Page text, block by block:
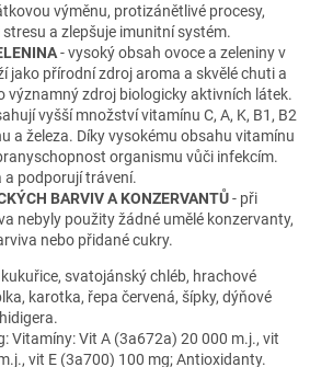
výměnu, protizánětlivé procesy,
a zlepšuje imunitní systém.
- vysoký obsah ovoce a zeleniny v
jako přírodní zdroj aroma a skvělé chuti a
významný zdroj biologicky aktivních látek.
vyšší množství vitamínu C, A, K, B1, B2
a železa. Díky vysokému obsahu vitamínu
organismu vůči infekcím.
a podporují trávení.
BARVIV A KONZERVANTŮ- při
nebyly použity žádné umělé konzervanty,
nebo přidané cukry.
svatojánský chléb, hrachové
karotka, řepa červená, šípky, dýňové
Vitamíny: Vit A (3a672a) 20 000 m.j., vit
vit E (3a700) 100 mg; Antioxidanty.